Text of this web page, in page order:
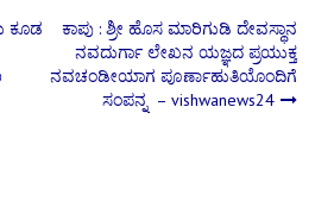
ಕೂಡ
ಕಾಪು : ಶ್ರೀ ಹೊಸ ಮಾರಿಗುಡಿ ದೇವಸ್ಥಾನ
ನವದುರ್ಗಾ ಲೇಖನ ಯಜ್ಞದ ಪ್ರಯುಕ್ತ
ನವಚಂಡೀಯಾಗ ಪೂರ್ಣಾಹುತಿಯೊಂದಿಗೆ
ಸಂಪನ್ನ – vishwanews24